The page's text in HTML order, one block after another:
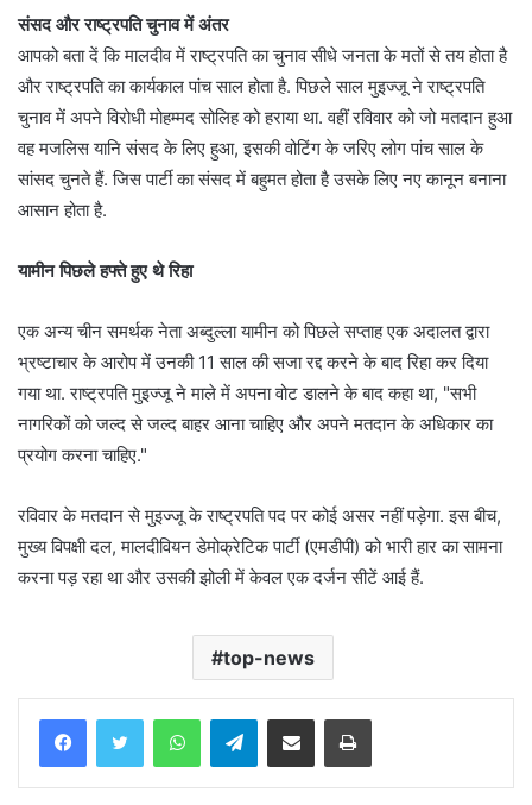
संसद और राष्ट्रपति चुनाव में अंतर
आपको बता दें कि मालदीव में राष्ट्रपति का चुनाव सीधे जनता के मतों से तय होता है
और राष्ट्रपति का कार्यकाल पांच साल होता है. पिछले साल मुइज्जू ने राष्ट्रपति
चुनाव में अपने विरोधी मोहम्मद सोलिह को हराया था. वहीं रविवार को जो मतदान हुआ
वह मजलिस यानि संसद के लिए हुआ, इसकी वोटिंग के जरिए लोग पांच साल के
सांसद चुनते हैं. जिस पार्टी का संसद में बहुमत होता है उसके लिए नए कानून बनाना
आसान होता है.
यामीन पिछले हफ्ते हुए थे रिहा
एक अन्य चीन समर्थक नेता अब्दुल्ला यामीन को पिछले सप्ताह एक अदालत द्वारा
भ्रष्टाचार के आरोप में उनकी 11 साल की सजा रद्द करने के बाद रिहा कर दिया
गया था. राष्ट्रपति मुइज्जू ने माले में अपना वोट डालने के बाद कहा था, "सभी
नागरिकों को जल्द से जल्द बाहर आना चाहिए और अपने मतदान के अधिकार का
प्रयोग करना चाहिए."
रविवार के मतदान से मुइज्जू के राष्ट्रपति पद पर कोई असर नहीं पड़ेगा. इस बीच,
मुख्य विपक्षी दल, मालदीवियन डेमोक्रेटिक पार्टी (एमडीपी) को भारी हार का सामना
करना पड़ रहा था और उसकी झोली में केवल एक दर्जन सीटें आई हैं.
top-news
WhatsAppTelegramShare via Email Print